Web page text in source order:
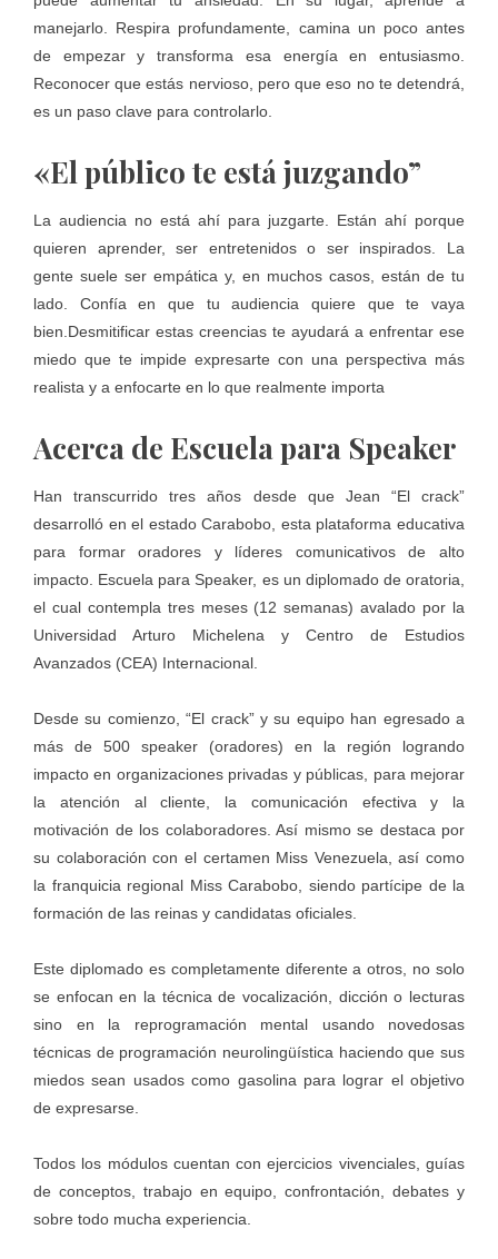
manejarlo. Respira profundamente, camina un poco antes
de empezar y transforma esa energía en entusiasmo.
Reconocer que estás nervioso, pero que eso no te detendrá,
es un paso clave para controlarlo.
«El público te está juzgando”
La audiencia no está ahí para juzgarte. Están ahí porque
quieren aprender, ser entretenidos o ser inspirados. La
gente suele ser empática y, en muchos casos, están de tu
lado. Confía en que tu audiencia quiere que te vaya
bien.Desmitificar estas creencias te ayudará a enfrentar ese
miedo que te impide expresarte con una perspectiva más
realista y a enfocarte en lo que realmente importa
Acerca de Escuela para Speaker
Han transcurrido tres años desde que Jean “El crack”
desarrolló en el estado Carabobo, esta plataforma educativa
para formar oradores y líderes comunicativos de alto
impacto. Escuela para Speaker, es un diplomado de oratoria,
el cual contempla tres meses (12 semanas) avalado por la
Universidad Arturo Michelena y Centro de Estudios
Avanzados (CEA) Internacional.
Desde su comienzo, “El crack” y su equipo han egresado a
más de 500 speaker (oradores) en la región logrando
impacto en organizaciones privadas y públicas, para mejorar
la atención al cliente, la comunicación efectiva y la
motivación de los colaboradores. Así mismo se destaca por
su colaboración con el certamen Miss Venezuela, así como
la franquicia regional Miss Carabobo, siendo partícipe de la
formación de las reinas y candidatas oficiales.
Este diplomado es completamente diferente a otros, no solo
se enfocan en la técnica de vocalización, dicción o lecturas
sino en la reprogramación mental usando novedosas
técnicas de programación neurolingüística haciendo que sus
miedos sean usados como gasolina para lograr el objetivo
de expresarse.
Todos los módulos cuentan con ejercicios vivenciales, guías
de conceptos, trabajo en equipo, confrontación, debates y
sobre todo mucha experiencia.